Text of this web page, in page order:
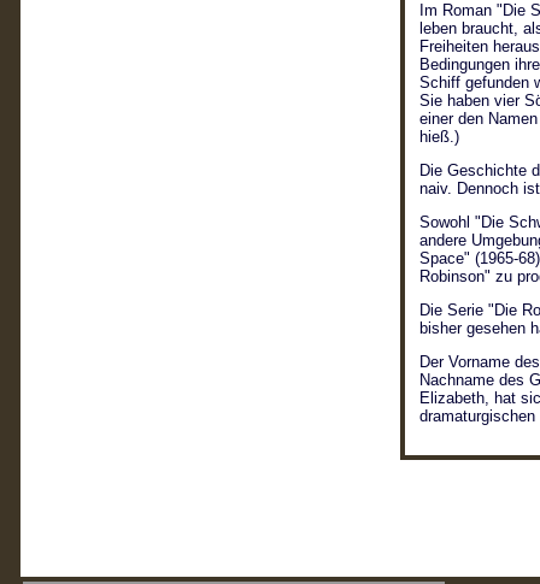
Im Roman "Die
leben braucht,
Freiheiten
Bedingungen
Schiff gefunden
Sie haben vier
einer den
hieß.)
Die Geschichte
naiv. Dennoch
Sowohl "Die
andere
Space" (1965-
Robinson" zu
Die Serie "Die
bisher gesehen
Der Vorname
Nachname des
Elizabeth, hat